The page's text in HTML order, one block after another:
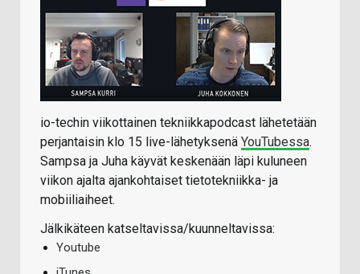
io-techin viikottainen tekniikkapodcast lähetetään
perjantaisin klo 15 live-lähetyksenä YouTubessa.
Sampsa ja Juha käyvät keskenään läpi kuluneen
viikon ajalta ajankohtaiset tietotekniikka- ja
mobiiliaiheet.
Jälkikäteen katseltavissa/kuunneltavissa:
Youtube